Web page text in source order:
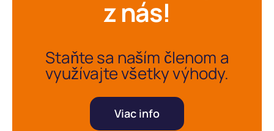
z nás!
Staňte sa naším členom a
využívajte všetky výhody.
Viac info